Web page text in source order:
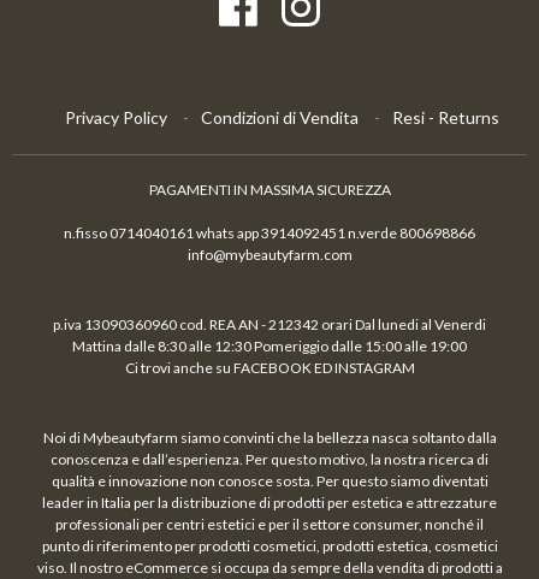
Privacy Policy Condizioni di Vendita Resi - Returns
PAGAMENTI IN MASSIMA SICUREZZA
n.fisso 0714040161 whats app 3914092451 n.verde 800698866
info@mybeautyfarm.com
p.iva 13090360960 cod. REA AN - 212342 orari Dal lunedi al Venerdi
Mattina dalle 8:30 alle 12:30 Pomeriggio dalle 15:00 alle 19:00
Ci trovi anche su FACEBOOK ED INSTAGRAM
Noi di Mybeautyfarm siamo convinti che la bellezza nasca soltanto dalla
conoscenza e dall’esperienza. Per questo motivo, la nostra ricerca di
qualità e innovazione non conosce sosta. Per questo siamo diventati
leader in Italia per la distribuzione di prodotti per estetica e attrezzature
professionali per centri estetici e per il settore consumer, nonché il
punto di riferimento per prodotti cosmetici, prodotti estetica, cosmetici
viso. Il nostro eCommerce si occupa da sempre della vendita di prodotti a